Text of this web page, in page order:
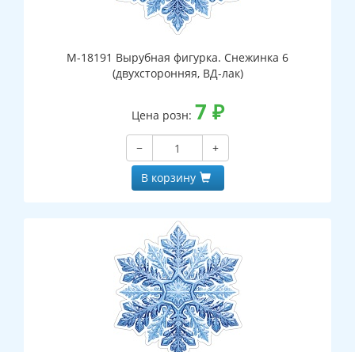
М-18191 Вырубная фигурка. Снежинка 6
(двухсторонняя, ВД-лак)
Цена розн: 7 ₽
−
+
В корзину